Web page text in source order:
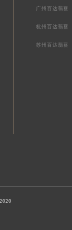
广州百达翡丽
杭州百达翡丽
苏州百达翡丽